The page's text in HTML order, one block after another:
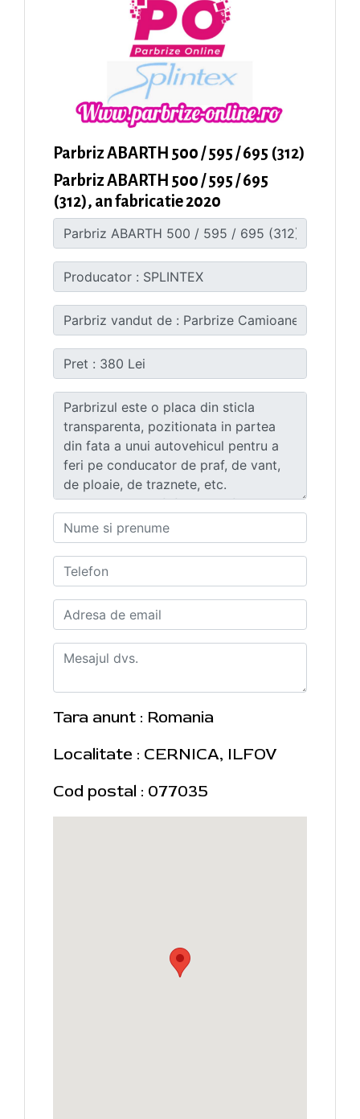
Parbriz ABARTH 500 / 595 / 695 (312)
Parbriz ABARTH 500 / 595 / 695
(312), an fabricatie 2020
Tara anunt : Romania
Localitate : CERNICA, ILFOV
Cod postal : 077035